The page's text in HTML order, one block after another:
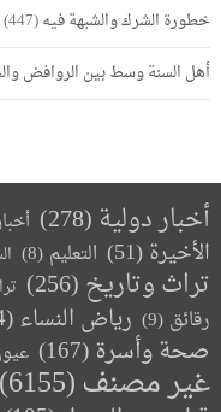
خطورة الشرك والشبهة فيه(447)
أهل السنة وسط بين الروافض
أخبار دولية (278)
الأخيرة (51) التعليم (8)
تراث وتاريخ(256)
رقائق (9) رياض النساء(114)
صحة وأسرة(167)
غير مصنف(6155)